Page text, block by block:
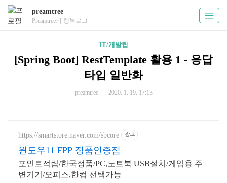
preamtree
Preamtree의 행복로그
IT/개발팁
[Spring Boot] RestTemplate 활용 1 - 응답
타입 일반화
preamtree 2020. 1. 19. 17:13
https://smartstore.naver.com/sbcore 광고
윈도우11 FPP 정품인증점
포인트적립/한국정품/PC,노트북 USB설치/게임용 주
변기기/오피스,한컴 선택가능